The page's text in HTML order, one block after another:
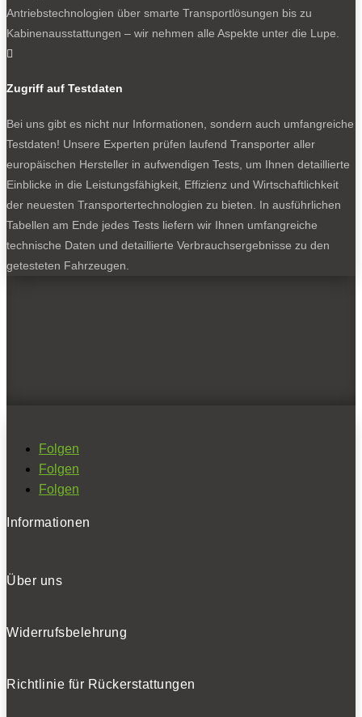
Antriebstechnologien über smarte Transportlösungen bis zu
Kabinenausstattungen – wir nehmen alle Aspekte unter die Lupe.

Zugriff auf Testdaten
Bei uns gibt es nicht nur Informationen, sondern auch umfangreiche
Testdaten! Unsere Experten prüfen laufend Transporter aller
europäischen Hersteller in aufwendigen Tests, um Ihnen detaillierte
Einblicke in die Leistungsfähigkeit, Effizienz und Wirtschaftlichkeit
der neuesten Transportertechnologien zu bieten. In ausführlichen
Tabellen am Ende jedes Tests liefern wir Ihnen umfangreiche
technische Daten und detaillierte Verbrauchsergebnisse zu den
getesteten Fahrzeugen.
Folgen
Folgen
Folgen
Informationen
Über uns
Widerrufsbelehrung
Richtlinie für Rückerstattungen